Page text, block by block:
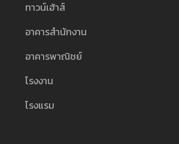
ทาวน์เฮ้าส์
อาคารสำนักงาน
อาคารพาณิชย์
โรงงาน
โรงแรม